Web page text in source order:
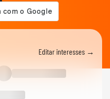
Editar interesses →